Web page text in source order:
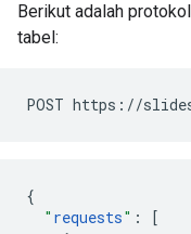
Berikut adalah
tabel:
POST https://
{
" requests" :
[